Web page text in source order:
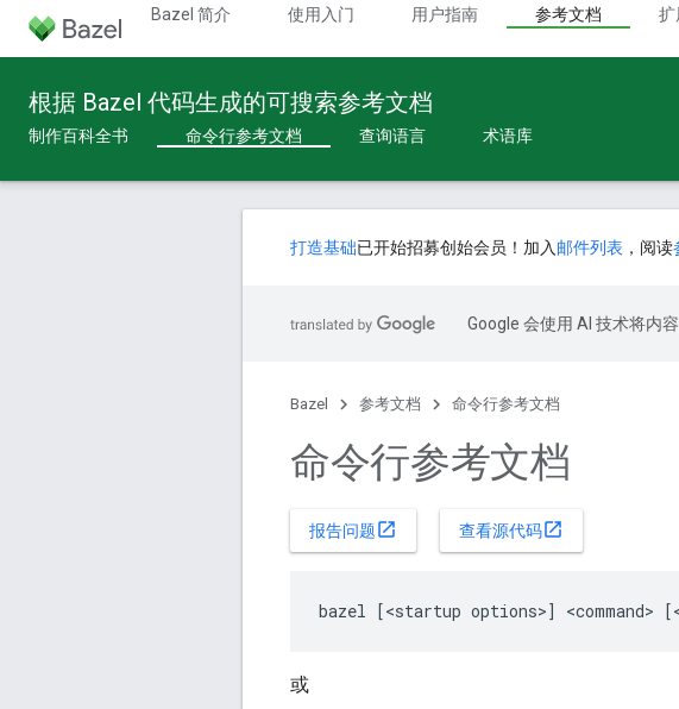
Bazel 简介 使用入门 用户指南 参考文档 扩
根据 Bazel 代码生成的可搜索参考文档
制作百科全书 命令行参考文档 查询语言 术语库
打造基础已开始招募创始会员！加入 邮件列表 ，阅读
Google 会使用 AI 技术将内
Bazel 参考文档 命令行参考文档
命令行参考文档
报告问题open_in_new 查看源代码open_in_new
或